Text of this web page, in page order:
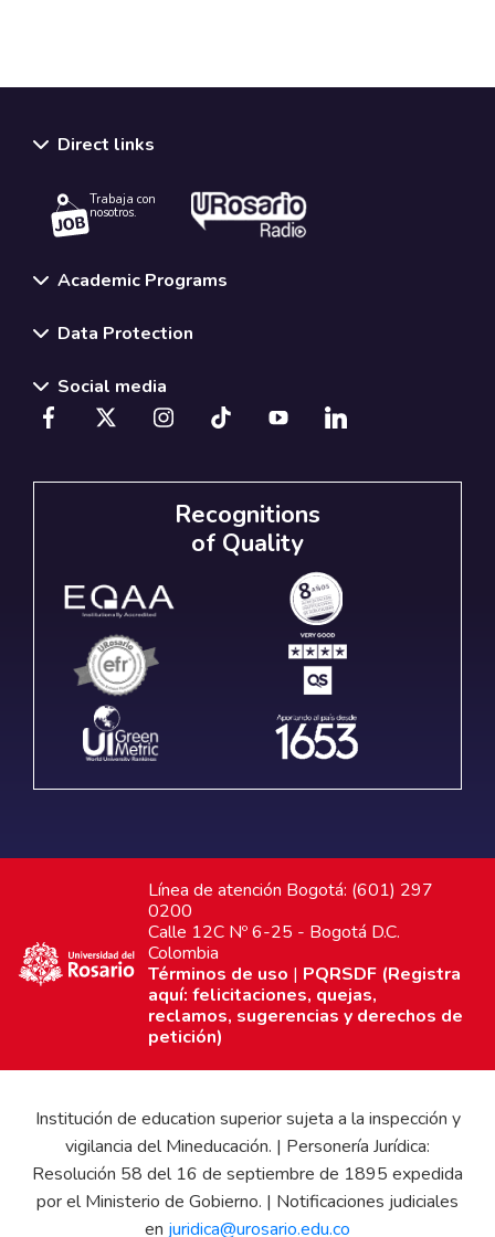
Direct links
Trabaja con
nosotros.
Academic Programs
Data Protection
Social media
Recognitions
of Quality
Línea de atención Bogotá: (601) 297
0200
Calle 12C Nº 6-25 - Bogotá D.C.
Colombia
Términos de uso | PQRSDF (Registra
aquí: felicitaciones, quejas,
reclamos, sugerencias y derechos de
petición)
Institución de education superior sujeta a la inspección y
vigilancia del Mineducación. | Personería Jurídica:
Resolución 58 del 16 de septiembre de 1895 expedida
por el Ministerio de Gobierno. | Notificaciones judiciales
en juridica@urosario.edu.co